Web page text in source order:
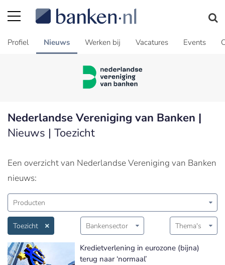
Profiel Nieuws Werken bij Vacatures Events
Nederlandse Vereniging van Banken |
Nieuws | Toezicht
Een overzicht van Nederlandse Vereniging van Banken
nieuws:
Producten
Toezicht Bankensector Thema's
Kredietverlening in eurozone (bijna)
terug naar ‘normaal’